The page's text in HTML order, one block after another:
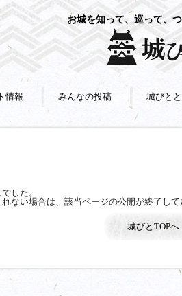
お城を知って、巡って、
情報 みんなの投稿 城びと
した。
ない場合は、該当ページの公開が終了して
城びとTOPへ